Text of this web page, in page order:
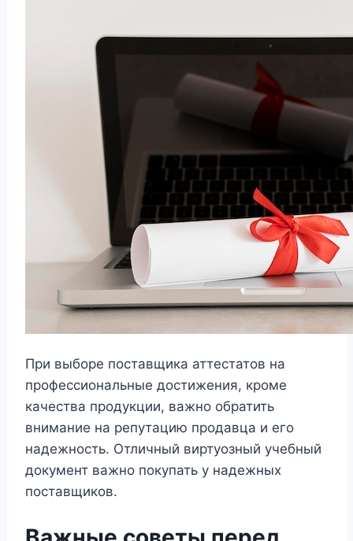
При выборе поставщика аттестатов на
профессиональные достижения, кроме
качества продукции, важно обратить
внимание на репутацию продавца и его
надежность. Отличный виртуозный учебный
документ важно покупать у надежных
поставщиков.